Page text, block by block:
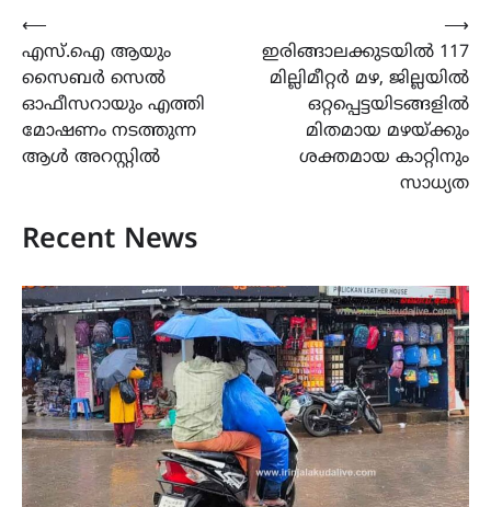
Post
navigation
⟵
എസ്.ഐ ആയും
സൈബർ സെൽ
ഓഫീസറായും എത്തി
മോഷണം നടത്തുന്ന
ആൾ അറസ്റ്റിൽ
ഇരിങ്ങാലക്കുടയിൽ 117
മില്ലിമീറ്റർ മഴ, ജില്ലയിൽ
ഒറ്റപ്പെട്ടയിടങ്ങളിൽ
മിതമായ മഴയ്ക്കും
ശക്തമായ കാറ്റിനും
സാധ്യത
⟶
Recent News